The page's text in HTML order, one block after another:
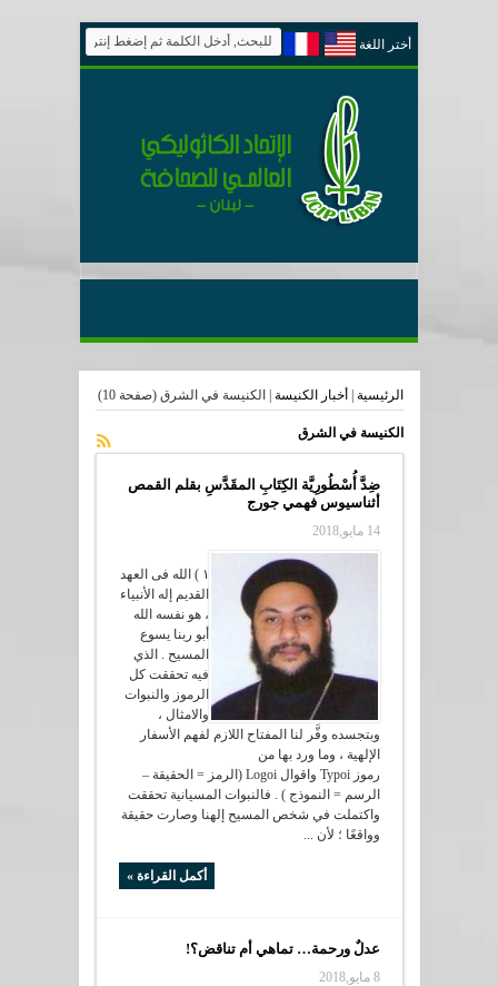
أختر اللغة
الرئيسية أخبار الكنيسة الكنيسة في الشرق (صفحة 10)
الكنيسة في الشرق
ضِدَّ أُسْطُورِيَّة الكِتَابِ المقَدَّسِ بقلم القمص
أثناسيوس فهمي جورج
14 مايو,2018
١ ) الله فى العهد
القديم إله الأنبياء
، هو نفسه الله
أبو ربنا يسوع
المسيح . الذي
فيه تحققت كل
الرموز والنبوات
والامثال ،
وبتجسده وفَّر لنا المفتاح اللازم لفهم الأسفار
الإلهية ، وما ورد بها من
رموز Typoi واقوال Logoi (الرمز = الحقيقة –
الرسم = النموذج ) . فالنبوات المسيانية تحققت
واكتملت في شخص المسيح إلهنا وصارت حقيقة
وواقعًا ؛ لأن ...
أكمل القراءة »
عدلٌ ورحمة… تماهي أم تناقض؟!
8 مايو,2018